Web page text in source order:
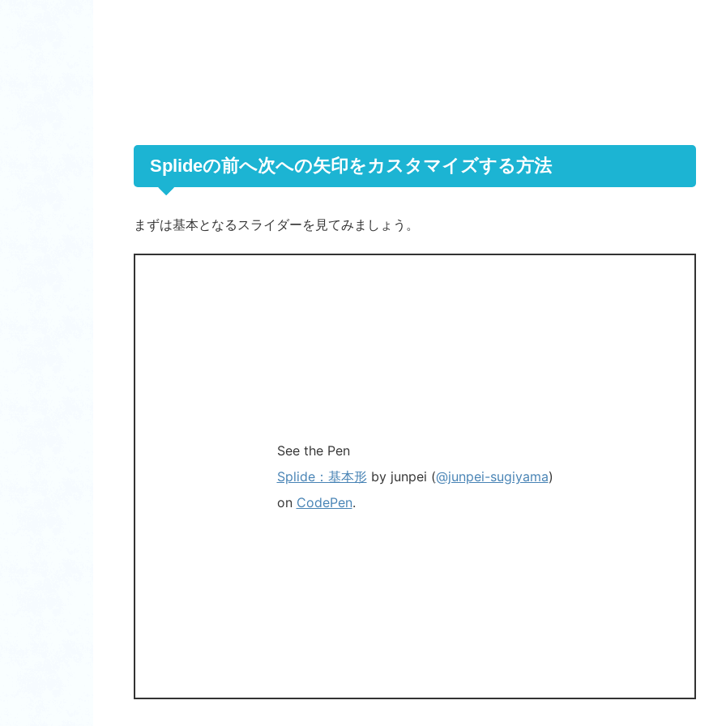
Splideの前へ次への矢印をカスタマイズする方法
まずは基本となるスライダーを見てみましょう。
See the Pen
Splide：基本形 by junpei (@junpei-sugiyama)
on CodePen.